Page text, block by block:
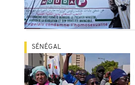
SÉNÉGAL